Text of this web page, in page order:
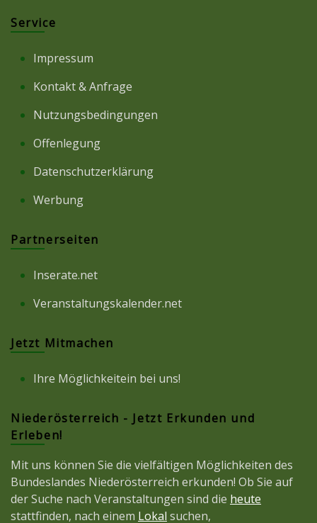
Service
Impressum
Kontakt & Anfrage
Nutzungsbedingungen
Offenlegung
Datenschutzerklärung
Werbung
Partnerseiten
Inserate.net
Veranstaltungskalender.net
Jetzt Mitmachen
Ihre Möglichkeitein bei uns!
Niederösterreich - Jetzt Erkunden und
Erleben!
Mit uns können Sie die vielfältigen Möglichkeiten des
Bundeslandes Niederösterreich erkunden! Ob Sie auf
der Suche nach Veranstaltungen sind die heute
stattfinden, nach einem Lokal suchen,